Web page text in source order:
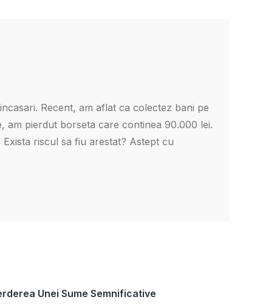
Recent, am aflat ca colectez bani pe
am pierdut borseta care continea 90.000 lei.
riscul sa fiu arestat? Astept cu
Unei Sume Semnificative